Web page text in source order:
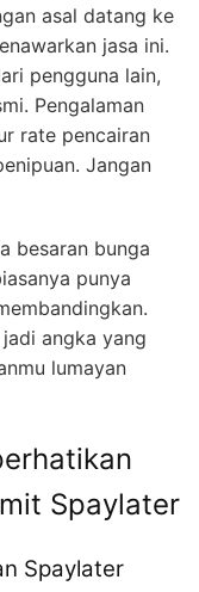
asal datang ke
jasa ini.
pengguna lain,
Pengalaman
rate pencairan
Jangan
besaran bunga
punya
angka yang
lumayan
Spaylater
Spaylater